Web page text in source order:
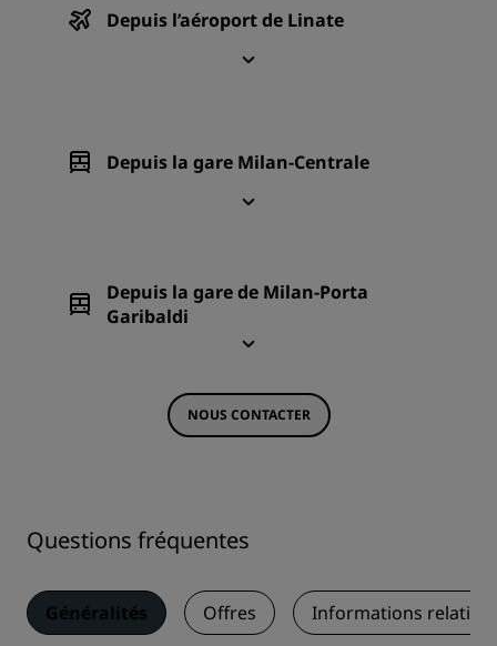
Depuis l’aéroport de Linate
Depuis la gare Milan-Centrale
Depuis la gare de Milan-Porta
Garibaldi
NOUS CONTACTER
Questions fréquentes
Généralités Offres Informations